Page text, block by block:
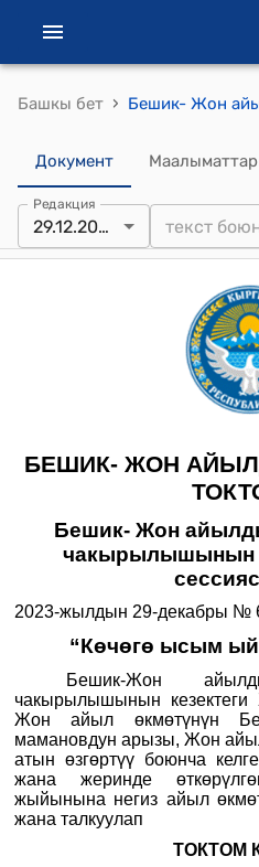
Башкы бет ›
Документ Маалыматтар
Редакция
29.12.2023